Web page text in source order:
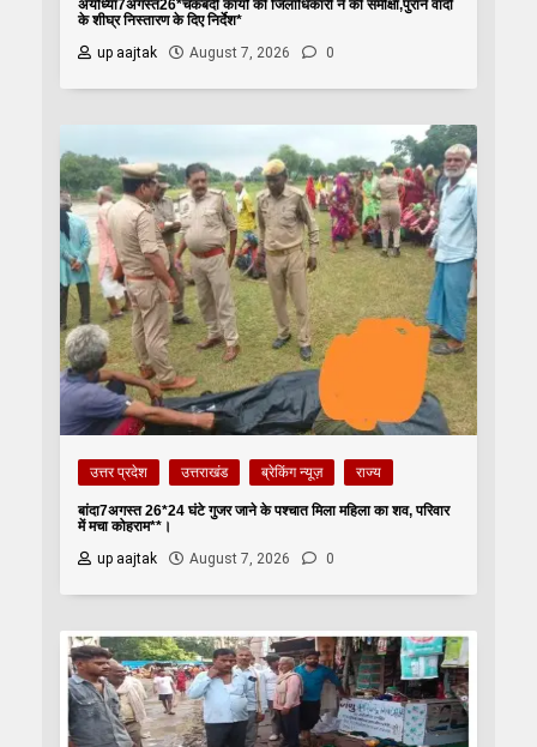
अयोध्या7अगस्त26*चकबंदी कार्यों की जिलाधिकारी ने की समीक्षा,पुराने वादों
के शीघ्र निस्तारण के दिए निर्देश*
up aajtak
August 7, 2026 0
उत्तर प्रदेश उत्तराखंड ब्रेकिंग न्यूज़ राज्य
बांदा7अगस्त 26*24 घंटे गुजर जाने के पश्चात मिला महिला का शव, परिवार
में मचा कोहराम**।
up aajtak
August 7, 2026 0